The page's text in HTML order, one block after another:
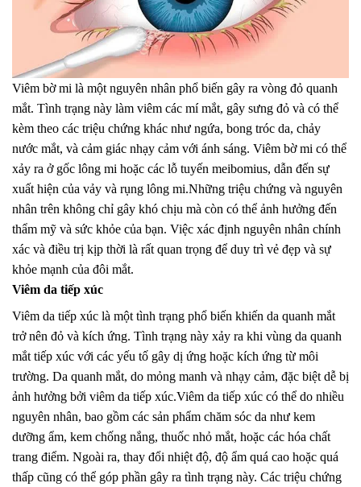
Viêm bờ mi là một nguyên nhân phổ biến gây ra vòng đỏ quanh
mắt. Tình trạng này làm viêm các mí mắt, gây sưng đỏ và có thể
kèm theo các triệu chứng khác như ngứa, bong tróc da, chảy
nước mắt, và cảm giác nhạy cảm với ánh sáng. Viêm bờ mi có thể
xảy ra ở gốc lông mi hoặc các lỗ tuyến meibomius, dẫn đến sự
xuất hiện của vảy và rụng lông mi.Những triệu chứng và nguyên
nhân trên không chỉ gây khó chịu mà còn có thể ảnh hưởng đến
thẩm mỹ và sức khỏe của bạn. Việc xác định nguyên nhân chính
xác và điều trị kịp thời là rất quan trọng để duy trì vẻ đẹp và sự
khỏe mạnh của đôi mắt.
Viêm da tiếp xúc
Viêm da tiếp xúc là một tình trạng phổ biến khiến da quanh mắt
trở nên đỏ và kích ứng. Tình trạng này xảy ra khi vùng da quanh
mắt tiếp xúc với các yếu tố gây dị ứng hoặc kích ứng từ môi
trường. Da quanh mắt, do mỏng manh và nhạy cảm, đặc biệt dễ bị
ảnh hưởng bởi viêm da tiếp xúc.Viêm da tiếp xúc có thể do nhiều
nguyên nhân, bao gồm các sản phẩm chăm sóc da như kem
dưỡng ẩm, kem chống nắng, thuốc nhỏ mắt, hoặc các hóa chất
trang điểm. Ngoài ra, thay đổi nhiệt độ, độ ẩm quá cao hoặc quá
thấp cũng có thể góp phần gây ra tình trạng này. Các triệu chứng